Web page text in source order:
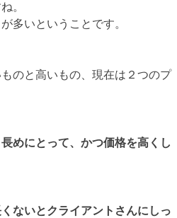
。
多いということです。
のと高いもの、現在は２つのプ
めにとって、かつ価格を高くし
ないとクライアントさんにしっ